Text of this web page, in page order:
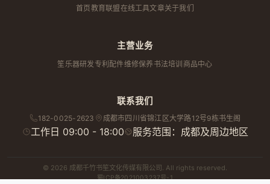
首页教育联盟在线工具文章关于我们
主营业务
笙乐器研发专利配件维修保养 书法培训 商品中心
联系我们
182-0025-2623 成都市四川省锦江区大学路12号9栋书生阁
工作日 09:00 - 18:00 服务范围：成都及周边地区
© 2026 成都千竹书笙文化传媒有限公司. All rights reserved.
蜀ICP备2021003237号-1